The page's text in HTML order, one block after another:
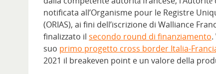
notificata all’Organisme pour le Registre
(ORIAS), ai fini dell’iscrizione di Walliance
finalizzato il secondo round di finanziamento
suo primo progetto cross border Italia-
2021 il breakeven point e un valore della